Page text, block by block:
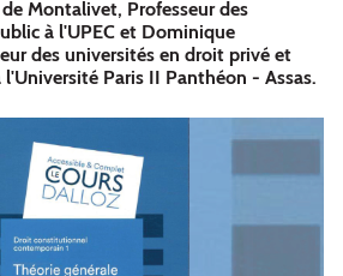
Montalivet, Professeur des
à l'UPEC et Dominique
des universités en droit privé et
l'Université Paris II Panthéon - Assas.